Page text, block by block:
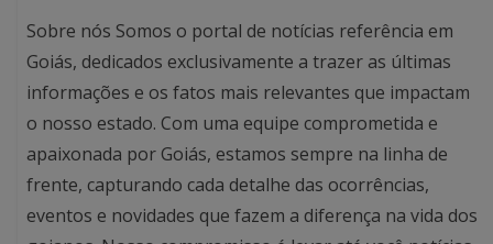
Sobre nós Somos o portal de notícias referência em
Goiás, dedicados exclusivamente a trazer as últimas
informações e os fatos mais relevantes que impactam
o nosso estado. Com uma equipe comprometida e
apaixonada por Goiás, estamos sempre na linha de
frente, capturando cada detalhe das ocorrências,
eventos e novidades que fazem a diferença na vida dos